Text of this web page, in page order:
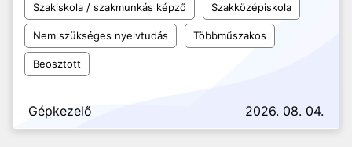
Szakiskola / szakmunkás képző Szakközépiskola
Nem szükséges nyelvtudás Többműszakos
Beosztott
Gépkezelő 2026. 08. 04.